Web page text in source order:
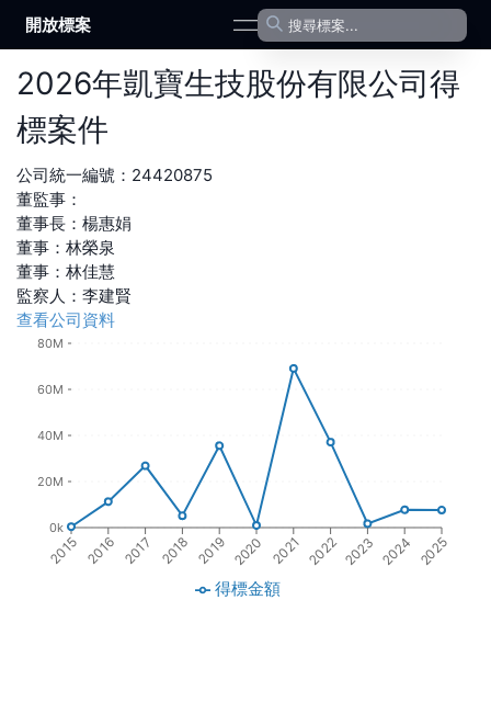
開放標案 open navigation menu
2026年凱寶生技股份有限公司得
標案件
公司統一編號： 24420875
董監事：
董事長 ： 楊惠娟
董事 ： 林榮泉
董事 ： 林佳慧
監察人 ： 李建賢
查看公司資料
2015 2016 2017 2018 2019 2020 2021 2022 2023 2024 2025
0k
20M
40M
60M
80M
得標金額